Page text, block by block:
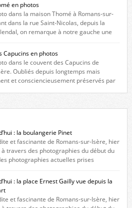
en photos
dans la maison Thomé à Romans-sur-
dans la rue Saint-Nicolas, depuis la
on remarque à notre gauche une
Les deux façades sont ornées de
ces deux étages, on peut voir une
la Vierge. […]
Capucins en photos
dans le couvent des Capucins de
Oubliés depuis longtemps mais
et consciencieusement préservés par
vestiges du couvent des Capucins ! Petit
: la boulangerie Pinet
et fascinante de Romans-sur-Isère, hier
à travers des photographies du début du
photographies actuelles prises
! A l’angle de la place Jean Jaurès et de
à Romans. La boulangerie
[…]
: la place Ernest Gailly vue depuis la
et fascinante de Romans-sur-Isère, hier